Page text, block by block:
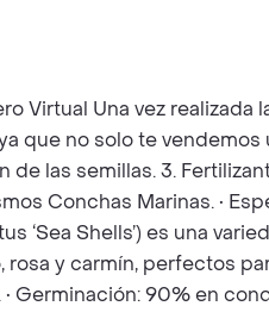
Virtual Una vez
que no solo te
de las semillas. 3.
Conchas Marinas. •
‘Sea Shells’) es una
rosa y carmín, perfectos
• Germinación: 90% en